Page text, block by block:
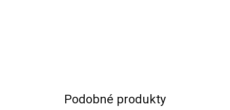
Podobné produkty